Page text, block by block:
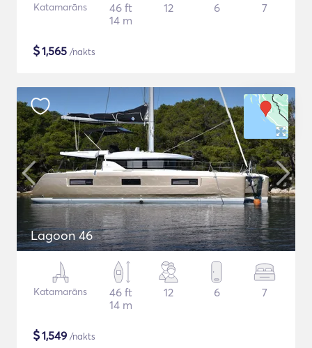
Katamarāns
46 ft
14 m
12 6 7
$1,565 /nakts
Lagoon 46
Katamarāns
46 ft
14 m
12 6 7
$1,549 /nakts